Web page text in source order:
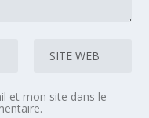
et mon site dans le